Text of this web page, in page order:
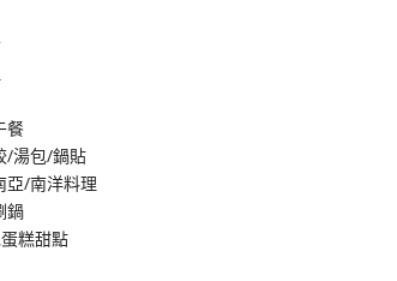
餐
/湯包/鍋貼
亞/南洋料理
鍋
糕甜點